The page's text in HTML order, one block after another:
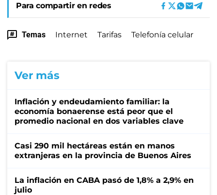
Para compartir en redes
Temas Internet Tarifas Telefonía celular
Ver más
Inflación y endeudamiento familiar: la
economía bonaerense está peor que el
promedio nacional en dos variables clave
Casi 290 mil hectáreas están en manos
extranjeras en la provincia de Buenos Aires
La inflación en CABA pasó de 1,8% a 2,9% en
julio